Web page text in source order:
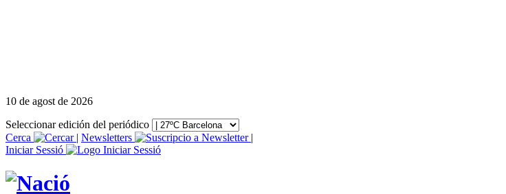
10 de agost de 2026
Seleccionar edición del periódico
Cerca
| Newsletters
|
Iniciar Sessió